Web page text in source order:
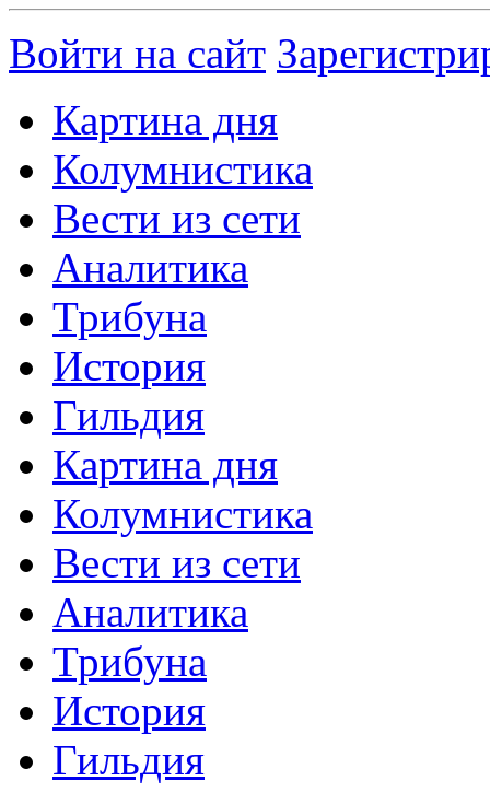
Войти на сайт
Картина дня
Колумнистика
Вести из сети
Аналитика
Трибуна
История
Гильдия
Картина дня
Колумнистика
Вести из сети
Аналитика
Трибуна
История
Гильдия